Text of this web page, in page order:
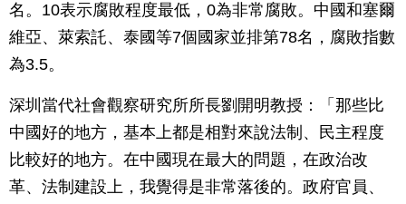
名。10表示腐敗程度最低，0為非常腐敗。中國和塞爾
維亞、萊索託、泰國等7個國家並排第78名，腐敗指數
為3.5。
深圳當代社會觀察研究所所長劉開明教授：「那些比
中國好的地方，基本上都是相對來說法制、民主程度
比較好的地方。在中國現在最大的問題，在政治改
革、法制建設上，我覺得是非常落後的。政府官員、